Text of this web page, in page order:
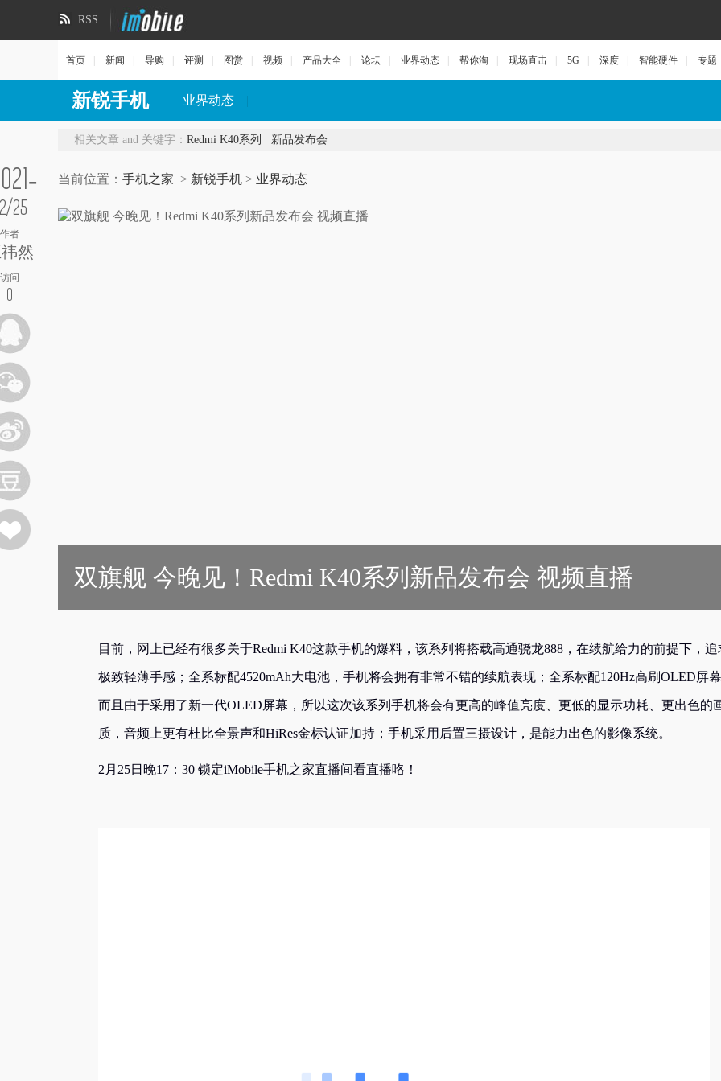
RSS
首页 新闻 导购 评测 图赏 视频 产品大全 论坛 业界动态 帮你淘 现场直击 5G 深度 智能硬件 专题
新锐手机 业界动态
25
作者
然
访问
0
相关文章 and 关键字： Redmi K40系列 新品发布会
当前位置： 手机之家 > 新锐手机 > 业界动态
双旗舰 今晚见！Redmi K40系列新品发布会 视频直播
目前，网上已经有很多关于Redmi K40这款手机的爆料，该系列将搭载高通骁龙888，在续航给力的前提下，追
极致轻薄手感；全系标配4520mAh大电池，手机将会拥有非常不错的续航表现；全系标配120Hz高刷OLED屏幕
而且由于采用了新一代OLED屏幕，所以这次该系列手机将会有更高的峰值亮度、更低的显示功耗、更出色的
质，音频上更有杜比全景声和HiRes金标认证加持；手机采用后置三摄设计，是能力出色的影像系统。
2月25日晚17：30 锁定iMobile手机之家直播间看直播咯！